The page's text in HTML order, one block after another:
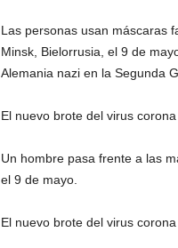
Las personas usan máscaras
Minsk, Bielorrusia, el 9 de
Alemania nazi en la Segunda
El nuevo brote del virus corona
Un hombre pasa frente a las
el 9 de mayo.
El nuevo brote del virus corona